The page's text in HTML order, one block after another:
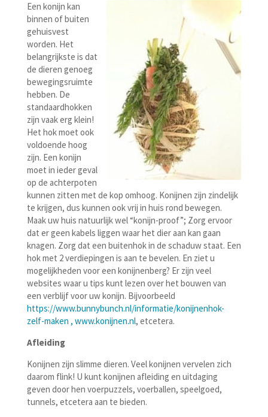
Een konijn kan
binnen of buiten
gehuisvest
worden. Het
belangrijkste is dat
de dieren genoeg
bewegingsruimte
hebben. De
standaardhokken
zijn vaak erg klein!
Het hok moet ook
voldoende hoog
zijn. Een konijn
moet in ieder geval
op de achterpoten
kunnen zitten met de kop omhoog. Konijnen zijn zindelijk
te krijgen, dus kunnen ook vrij in huis rond bewegen.
Maak uw huis natuurlijk wel “konijn-proof”; Zorg ervoor
dat er geen kabels liggen waar het dier aan kan gaan
knagen. Zorg dat een buitenhok in de schaduw staat. Een
hok met 2 verdiepingen is aan te bevelen. En ziet u
mogelijkheden voor een konijnenberg? Er zijn veel
websites waar u tips kunt lezen over het bouwen van
een verblijf voor uw konijn. Bijvoorbeeld
https://www.bunnybunch.nl/informatie/konijnenhok-
zelf-maken , www.konijnen.nl, etcetera.
Afleiding
Konijnen zijn slimme dieren. Veel konijnen vervelen zich
daarom flink! U kunt konijnen afleiding en uitdaging
geven door hen voerpuzzels, voerballen, speelgoed,
tunnels, etcetera aan te bieden.